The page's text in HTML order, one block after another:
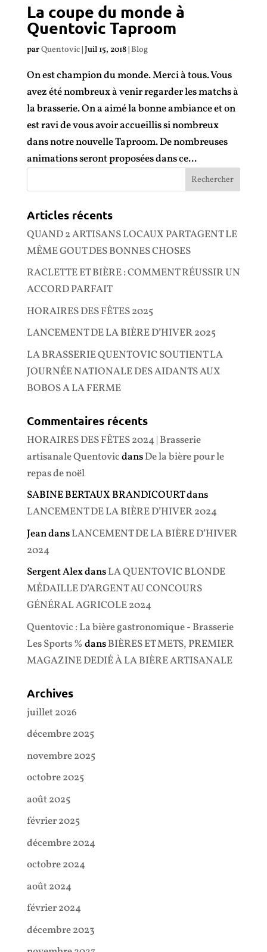
La coupe du monde à
Quentovic Taproom
parQuentovic|Juil 15, 2018|Blog
On est champion du monde. Merci à tous. Vous
avez été nombreux à venir regarder les matchs à
la brasserie. On a aimé la bonne ambiance et on
est ravi de vous avoir accueillis si nombreux
dans notre nouvelle Taproom. De nombreuses
animations seront proposées dans ce...
Articles récents
QUAND 2 ARTISANS LOCAUX PARTAGENT LE
MÊME GOUT DES BONNES CHOSES
RACLETTE ET BIÈRE : COMMENT RÉUSSIR UN
ACCORD PARFAIT
HORAIRES DES FÊTES 2025
LANCEMENT DE LA BIÈRE D’HIVER 2025
LA BRASSERIE QUENTOVIC SOUTIENT LA
JOURNÉE NATIONALE DES AIDANTS AUX
BOBOS A LA FERME
Commentaires récents
HORAIRES DES FÊTES 2024 | Brasserie
artisanale QuentovicdansDe la bière pour le
repas de noël
SABINE BERTAUX BRANDICOURTdans
LANCEMENT DE LA BIÈRE D’HIVER 2024
JeandansLANCEMENT DE LA BIÈRE D’HIVER
2024
Sergent AlexdansLA QUENTOVIC BLONDE
MÉDAILLE D’ARGENT AU CONCOURS
GÉNÉRAL AGRICOLE 2024
Quentovic : La bière gastronomique - Brasserie
Les Sports % dansBIÈRES ET METS, PREMIER
MAGAZINE DEDIÉ À LA BIÈRE ARTISANALE
Archives
juillet 2026
décembre 2025
novembre 2025
octobre 2025
août 2025
février 2025
décembre 2024
octobre 2024
août 2024
février 2024
décembre 2023